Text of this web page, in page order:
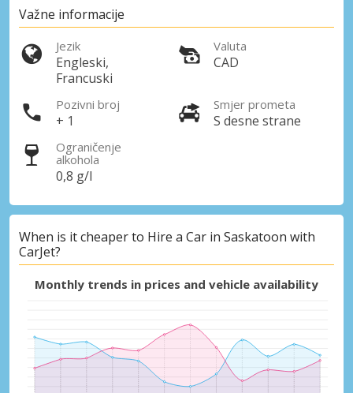
Važne informacije
Jezik
Engleski,
Francuski
Valuta
CAD
Pozivni broj
+ 1
Smjer prometa
S desne strane
Ograničenje
alkohola
0,8 g/l
When is it cheaper to Hire a Car in Saskatoon with
CarJet?
Monthly trends in prices and vehicle availability